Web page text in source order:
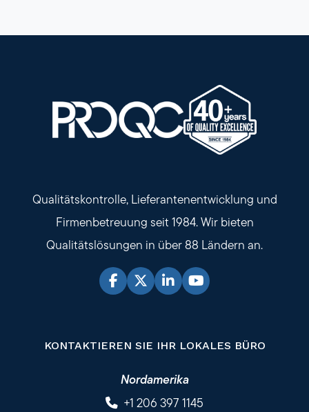
Qualitätskontrolle, Lieferantenentwicklung und
Firmenbetreuung seit 1984. Wir bieten
Qualitätslösungen in über 88 Ländern an.
KONTAKTIEREN SIE IHR LOKALES BÜRO
Nordamerika
+1 206 397 1145